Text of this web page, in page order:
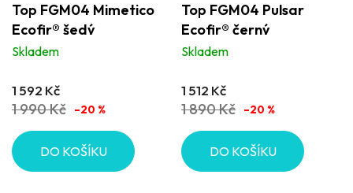
Top FGM04 Mimetico
Ecofir® šedý
Skladem
1 592 Kč
1 990 Kč –20 %
DO KOŠÍKU
Top FGM04 Pulsar
Ecofir® černý
Skladem
1 512 Kč
1 890 Kč –20 %
DO KOŠÍKU